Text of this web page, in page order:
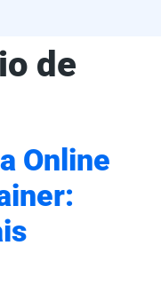
de
Online